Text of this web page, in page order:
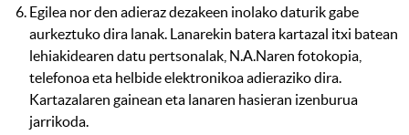
Egilea nor den adieraz dezakeen inolako daturik gabe
aurkeztuko dira lanak. Lanarekin batera kartazal itxi batean
lehiakidearen datu pertsonalak, N.A.Naren fotokopia,
telefonoa eta helbide elektronikoa adieraziko dira.
Kartazalaren gainean eta lanaren hasieran izenburua
jarrikoda.